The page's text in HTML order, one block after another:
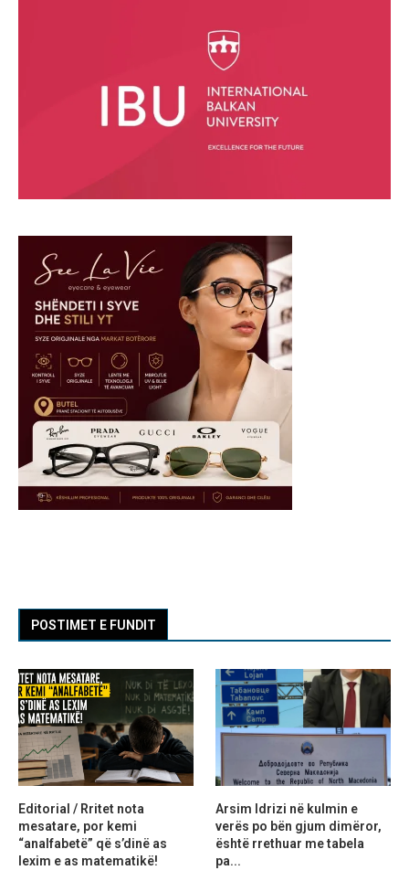
POSTIMET E FUNDIT
Editorial / Rritet nota
mesatare, por kemi
“analfabetë” që s’dinë as
lexim e as matematikë!
Arsim Idrizi në kulmin e
verës po bën gjum dimëror,
është rrethuar me tabela
pa...